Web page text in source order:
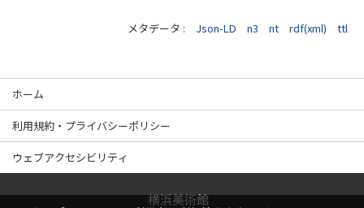
メタデータ : Json-LD n3 nt rdf(xml) ttl
ホーム
利用規約・プライバシーポリシー
ウェブアクセシビリティ
横浜美術館